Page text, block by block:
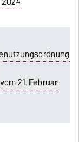
21. Februar